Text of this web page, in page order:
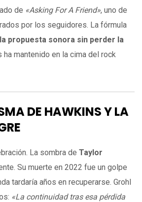
de «Asking For A Friend», uno de
por los seguidores. La fórmula
propuesta sonora sin perder la
ha mantenido en la cima del rock
DE HAWKINS Y LA
La sombra de Taylor
Su muerte en 2022 fue un golpe
tardaría años en recuperarse. Grohl
«La continuidad tras esa pérdida